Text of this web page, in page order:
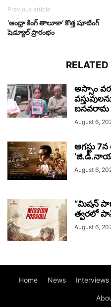
Previous article
‘ఆంధ్రా కింగ్ తాలూకా’ కొత్త షూటింగ్
షెడ్యూల్ ప్రారంభం
అస్సాం
బసవరామ
August 6,
ఆగస్టు
August 6,
“మిషన్
త్వరలో
August 6,
Home News Interviews